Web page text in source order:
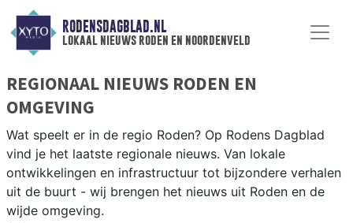
RODENSDAGBLAD.NL
lokaal nieuws roden en noordenveld
REGIONAAL NIEUWS RODEN EN
OMGEVING
Wat speelt er in de regio Roden? Op Rodens Dagblad
vind je het laatste regionale nieuws. Van lokale
ontwikkelingen en infrastructuur tot bijzondere verhalen
uit de buurt - wij brengen het nieuws uit Roden en de
wijde omgeving.